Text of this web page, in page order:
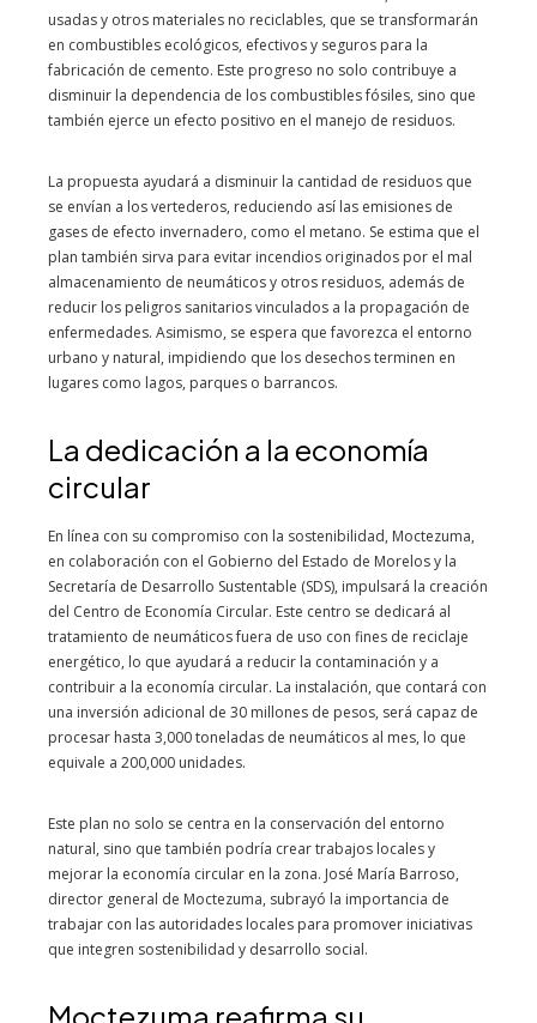
usadas y otros materiales no reciclables, que se transformarán
en combustibles ecológicos, efectivos y seguros para la
fabricación de cemento. Este progreso no solo contribuye a
disminuir la dependencia de los combustibles fósiles, sino que
también ejerce un efecto positivo en el manejo de residuos.
La propuesta ayudará a disminuir la cantidad de residuos que
se envían a los vertederos, reduciendo así las emisiones de
gases de efecto invernadero, como el metano. Se estima que el
plan también sirva para evitar incendios originados por el mal
almacenamiento de neumáticos y otros residuos, además de
reducir los peligros sanitarios vinculados a la propagación de
enfermedades. Asimismo, se espera que favorezca el entorno
urbano y natural, impidiendo que los desechos terminen en
lugares como lagos, parques o barrancos.
La dedicación a la economía
circular
En línea con su compromiso con la sostenibilidad, Moctezuma,
en colaboración con el Gobierno del Estado de Morelos y la
Secretaría de Desarrollo Sustentable (SDS), impulsará la creación
del Centro de Economía Circular. Este centro se dedicará al
tratamiento de neumáticos fuera de uso con fines de reciclaje
energético, lo que ayudará a reducir la contaminación y a
contribuir a la economía circular. La instalación, que contará con
una inversión adicional de 30 millones de pesos, será capaz de
procesar hasta 3,000 toneladas de neumáticos al mes, lo que
equivale a 200,000 unidades.
Este plan no solo se centra en la conservación del entorno
natural, sino que también podría crear trabajos locales y
mejorar la economía circular en la zona. José María Barroso,
director general de Moctezuma, subrayó la importancia de
trabajar con las autoridades locales para promover iniciativas
que integren sostenibilidad y desarrollo social.
Moctezuma reafirma su